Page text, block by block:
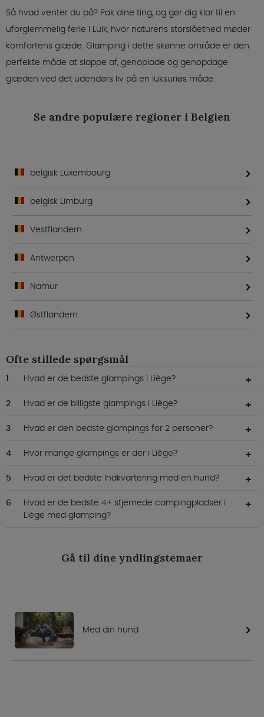
Så hvad venter du på? Pak dine ting, og gør dig klar til en
uforglemmelig ferie i Luik, hvor naturens storslåethed møder
komfortens glæde. Glamping i dette skønne område er den
perfekte måde at slappe af, genoplade og genopdage
glæden ved det udendørs liv på en luksuriøs måde.
Se andre populære regioner i Belgien
belgisk Luxembourg
belgisk Limburg
Vestflandern
Antwerpen
Namur
Østflandern
Ofte stillede spørgsmål
Hvad er de bedste glampings i Liège?
Hvad er de billigste glampings i Liège?
Hvad er den bedste glampings for 2 personer?
Hvor mange glampings er der i Liège?
Hvad er det bedste Indkvartering med en hund?
Hvad er de bedste 4+ stjernede campingpladser i
Liège med glamping?
Gå til dine yndlingstemaer
Med din hund